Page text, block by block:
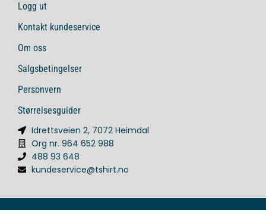
Logg ut
Kontakt kundeservice
Om oss
Salgsbetingelser
Personvern
Størrelsesguider
Idrettsveien 2, 7072 Heimdal
Org nr. 964 652 988
488 93 648
kundeservice@tshirt.no